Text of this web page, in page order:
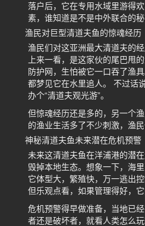
落户后，它在专用水域里游得
素，谁知道是不是中外联合的
渔民对巨型清道夫鱼的惊魂经历
渔民们对这亚洲最大清道夫的
上来一看，是这家伙的尾巴甩
防护网，生怕被它一口吞了渔
都梦见它在水里追人。 不过话
办个“清道夫观光游”。
但惊魂经历还是多的，另一个
的渔业生活多了不少刺激，渔
神秘清道夫鱼未来潜在危机预警
未来这清道夫鱼在洋浦港的潜
毁掉本地生态。想象一下，海
它体型大，繁殖快，万一逃出
但乐观点看，如果管理得好，
危机预警得早做准备，当地已
者还是破坏者，就看人类怎么